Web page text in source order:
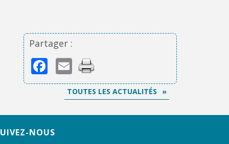
Partager :
Facebook
Email
TOUTES LES ACTUALITÉS
NOUS